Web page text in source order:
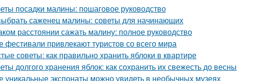
посадки малины: пошаговое руководство
саженец малины: советы для начинающих
расстоянии сажать малину: полное руководство
фестивали привлекают туристов со всего мира
советы: как правильно хранить яблоки в квартире
долгого хранения яблок: как сохранить их свежесть до весны
уникальные экспонаты можно увидеть в необычных музеях